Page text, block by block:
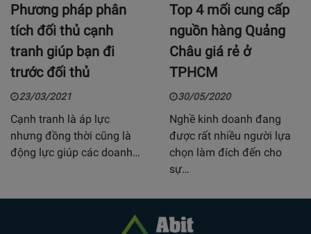
Phương pháp phân
tích đối thủ cạnh
tranh giúp bạn đi
trước đối thủ
23/03/2021
Cạnh tranh là áp lực
nhưng đồng thời cũng là
động lực giúp các doanh…
Top 4 mối cung cấp
nguồn hàng Quảng
Châu giá rẻ ở
TPHCM
30/05/2020
Nghề kinh doanh đang
được rất nhiều người lựa
chọn làm đích đến cho
sự…